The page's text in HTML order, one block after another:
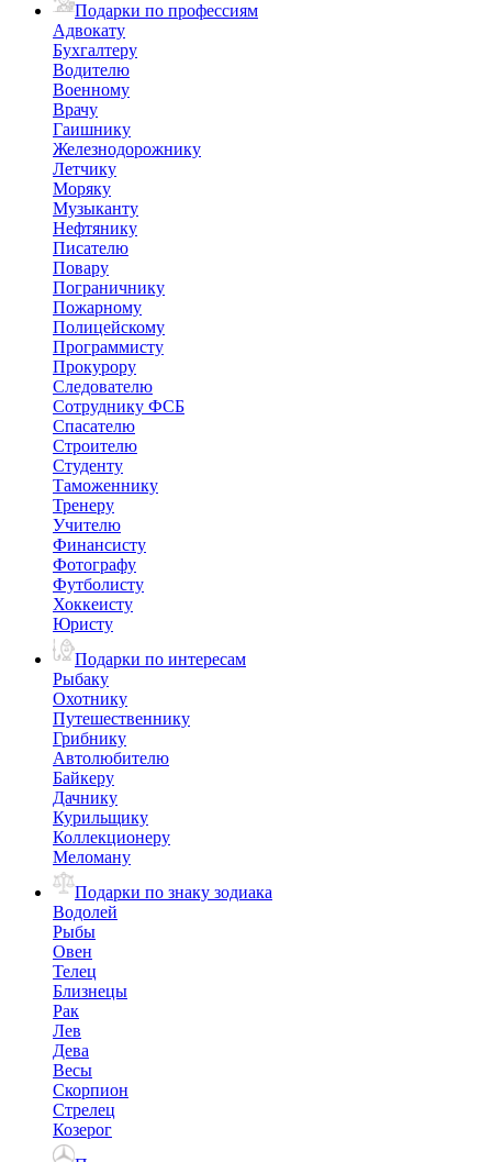
Подарки по профессиям
Адвокату
Бухгалтеру
Водителю
Военному
Врачу
Гаишнику
Железнодорожнику
Летчику
Моряку
Музыканту
Нефтянику
Писателю
Повару
Пограничнику
Пожарному
Полицейскому
Программисту
Прокурору
Следователю
Сотруднику ФСБ
Спасателю
Строителю
Студенту
Таможеннику
Тренеру
Учителю
Финансисту
Фотографу
Футболисту
Хоккеисту
Юристу
Подарки по интересам
Рыбаку
Охотнику
Путешественнику
Грибнику
Автолюбителю
Байкеру
Дачнику
Курильщику
Коллекционеру
Меломану
Подарки по знаку зодиака
Водолей
Рыбы
Овен
Телец
Близнецы
Рак
Лев
Дева
Весы
Скорпион
Стрелец
Козерог